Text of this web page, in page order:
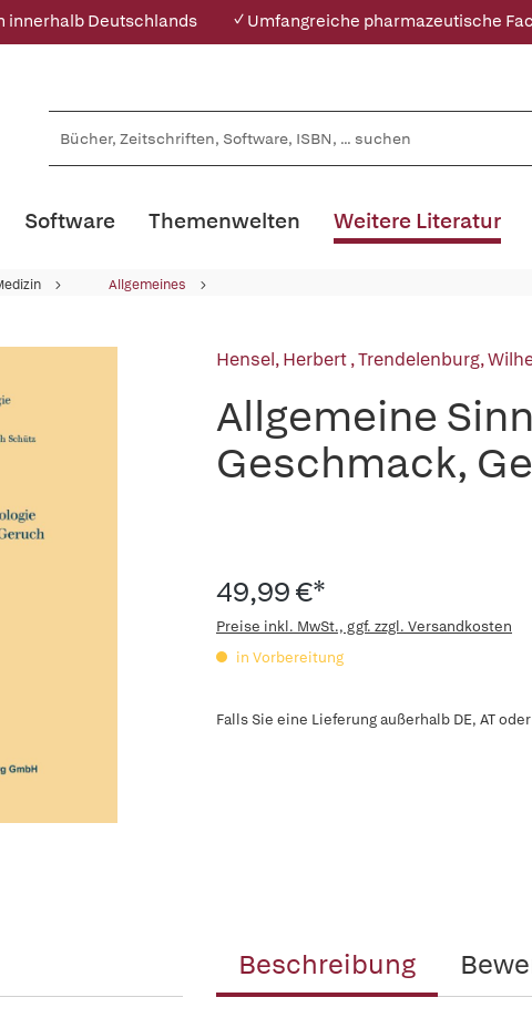
innerhalb Deutschlands ✓ Umfangreiche pharmazeutische
Software Themenwelten Weitere Literatur
Allgemeines
Hensel, Herbert,Trendelenburg,
Allgemeine
Geschmack,
49,99 €*
Preise inkl. MwSt., ggf. zzgl. Versandkosten
in Vorbereitung
Falls Sie eine Lieferung außerhalb DE, AT
Beschreibung